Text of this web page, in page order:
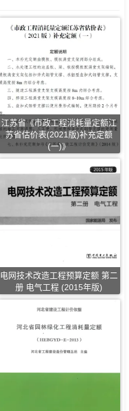
江苏省《市政工程消耗量定额江
苏省估价表(2021版)补充定额
(一)》
电网技术改造工程预算定额 第二
册 电气工程 (2015年版)